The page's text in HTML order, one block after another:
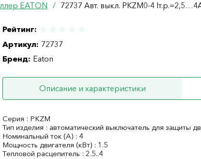
ЕАТОN / 72737 Авт. выкл. PKZM0-4
Рейтинг:
Артикул: 72737
Бренд: Eaton
Описание и характеристики
Серия : PKZM
Тип изделия : автоматический выключатель для защиты
Номинальный ток (А) : 4
Мощность двигателя (кВт) : 1.5
Тепловой расцепитель : 2.5..4